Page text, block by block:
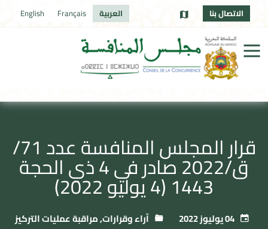
الاتصال بنا العربية Français
English
قرار المجلس المنافسة عدد 71/
ق/2022 صادر في 4 ذي الحجة
1443 (4 يوليو 2022)
آراء وقرارات,مراقبة عمليات التركيز